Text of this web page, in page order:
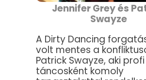
Jennifer Grey és
Swayze
A Dirty Dancing
volt mentes a
Patrick Swayze, aki profi
táncosként komoly